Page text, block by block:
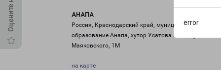
error
АНАПА
Россия, Краснодарский край, муниципальное
образование Анапа, хутор Усатова Балка, улица
Маяковского, 1М
на карте